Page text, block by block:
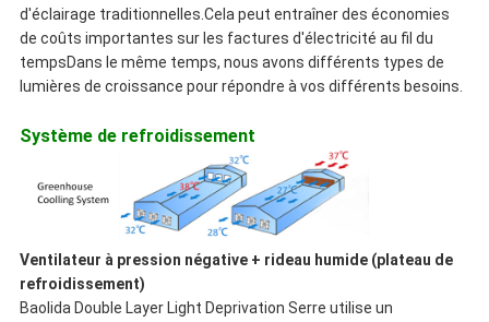
d'éclairage traditionnelles.Cela peut entraîner des économies
de coûts importantes sur les factures d'électricité au fil du
tempsDans le même temps, nous avons différents types de
lumières de croissance pour répondre à vos différents besoins.
Système de refroidissement
Ventilateur à pression négative + rideau humide (plateau de
refroidissement)
Baolida Double Layer Light Deprivation Serre utilise un